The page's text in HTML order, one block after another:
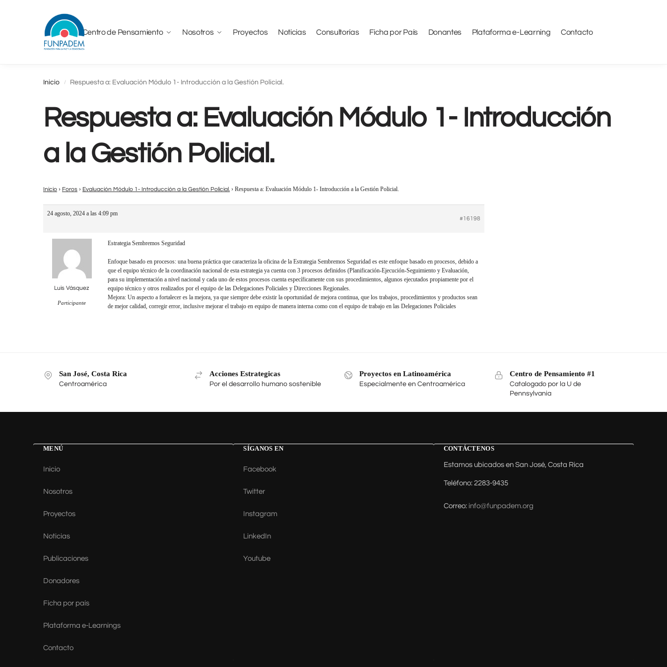
Centro de Pensamiento Nosotros Proyectos Noticias Consultorías Ficha por País Donantes Plataforma e-Learning Contacto
Inicio / Respuesta a: Evaluación Módulo 1- Introducción a la Gestión Policial.
Respuesta a: Evaluación Módulo 1- Introducción
a la Gestión Policial.
Inicio › Foros › Evaluación Módulo 1- Introducción a la Gestión Policial. › Respuesta a: Evaluación Módulo 1- Introducción a la Gestión Policial.
24 agosto, 2024 a las 4:09 pm
#16198
Luis Vásquez
Participante
Estrategia Sembremos Seguridad
Enfoque basado en procesos: una buena práctica que caracteriza la oficina de la Estrategia Sembremos Seguridad es este enfoque basado en procesos, debido a
que el equipo técnico de la coordinación nacional de esta estrategia ya cuenta con 3 procesos definidos (Planificación-Ejecución-Seguimiento y Evaluación,
para su implementación a nivel nacional y cada uno de estos procesos cuenta específicamente con sus procedimientos, algunos ejecutados propiamente por el
equipo técnico y otros realizados por el equipo de las Delegaciones Policiales y Direcciones Regionales.
Mejora: Un aspecto a fortalecer es la mejora, ya que siempre debe existir la oportunidad de mejora continua, que los trabajos, procedimientos y productos sean
de mejor calidad, corregir error, inclusive mejorar el trabajo en equipo de manera interna como con el equipo de trabajo en las Delegaciones Policiales
San José, Costa Rica
Centroamérica
Acciones Estrategicas
Por el desarrollo humano sostenible
Proyectos en Latinoamérica
Especialmente en Centroamérica
Centro de Pensamiento #1
Catalogado por la U de
Pennsylvania
MENÚ
Inicio
Nosotros
Proyectos
Noticias
Publicaciones
Donadores
Ficha por país
Plataforma e-Learnings
Contacto
SÍGANOS EN
Facebook
Twitter
Instagram
LinkedIn
Youtube
CONTÁCTENOS
Estamos ubicados en San José, Costa Rica
Teléfono: 2283-9435
Correo: info@funpadem.org